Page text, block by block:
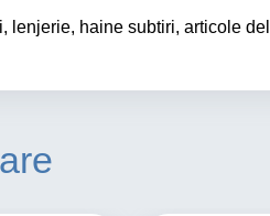
lenjerie, haine subtiri, articole